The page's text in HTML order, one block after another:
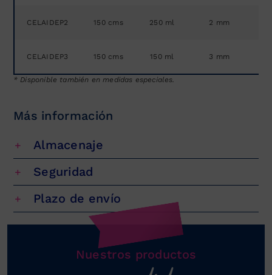
Nuestros productos
CELAIDEP2 150 cms 250 ml 2 mm
CELAIDEP3 150 cms 150 ml 3 mm
* Disponible también en medidas especiales.
Más información
Almacenaje
Seguridad
Plazo de envío